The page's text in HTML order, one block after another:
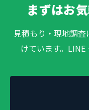
まずはお
見積もり・現地調
けています。LINE